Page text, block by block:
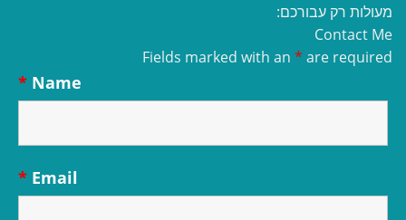
מעולות רק עבורכם:
Contact Me
Fields marked with an * are required
Name
*
Email
*